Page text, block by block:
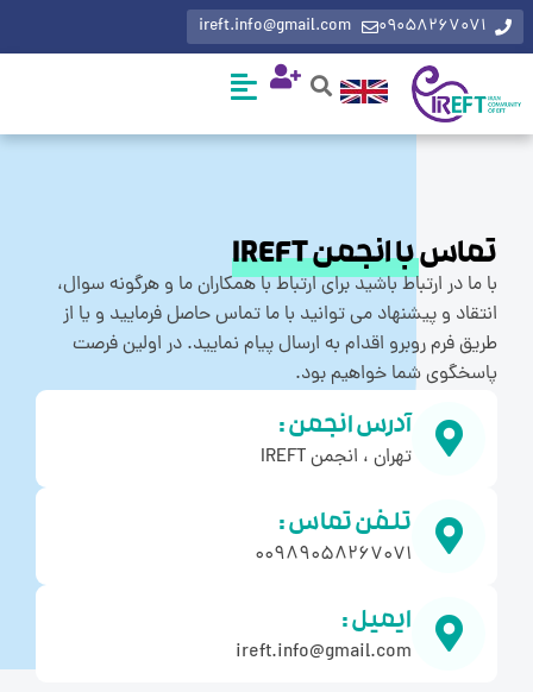
ireft.info@gmail.com
با انجمن IREFT
در ارتباط باشید برای ارتباط با همکاران ما و هرگونه سوال،
و پیشنهاد می توانید با ما تماس حاصل فرمایید و یا از
فرم روبرو اقدام به ارسال پیام نمایید. در اولین فرصت
شما خواهیم بود.
آدرس انجمن :
تهران ، انجمن IREFT
تلفن تماس :
00989058267071
ایمیل :
ireft.info@gmail.com